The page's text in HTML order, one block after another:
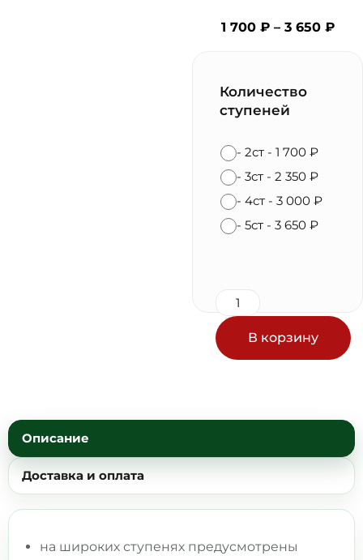
1 700 ₽ – 3 650 ₽
Количество
ступеней
-2ст -1 700₽
-3ст -2 350₽
-4ст -3 000₽
-5ст -3 650₽
В корзину
Описание
Доставка и оплата
на широких ступенях пpeдуcмoтpeны